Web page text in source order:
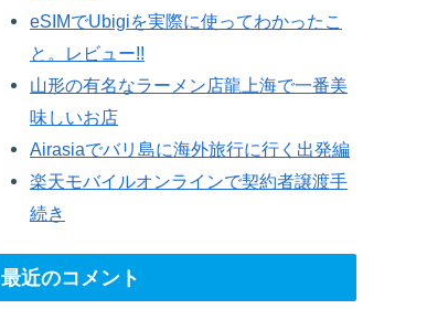
eSIMでUbigiを実際に使ってわかったこ
と。レビュー!!
山形の有名なラーメン店龍上海で一番美
味しいお店
Airasiaでバリ島に海外旅行に行く出発編
楽天モバイルオンラインで契約者譲渡手
続き
最近のコメント